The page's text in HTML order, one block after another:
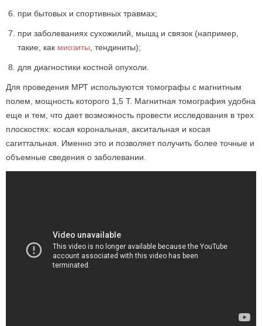
при бытовых и спортивных травмах;
при заболеваниях сухожилий, мышц и связок (например,
такие, как миозиты , тендиниты);
для диагностики костной опухоли.
Для проведения МРТ используются томографы с магнитным
полем, мощность которого 1,5 Т. Магнитная томография удобна
еще и тем, что дает возможность провести исследования в трех
плоскостях: косая корональная, акситальная и косая
сагиттальная. Именно это и позволяет получить более точные и
объемные сведения о заболевании.